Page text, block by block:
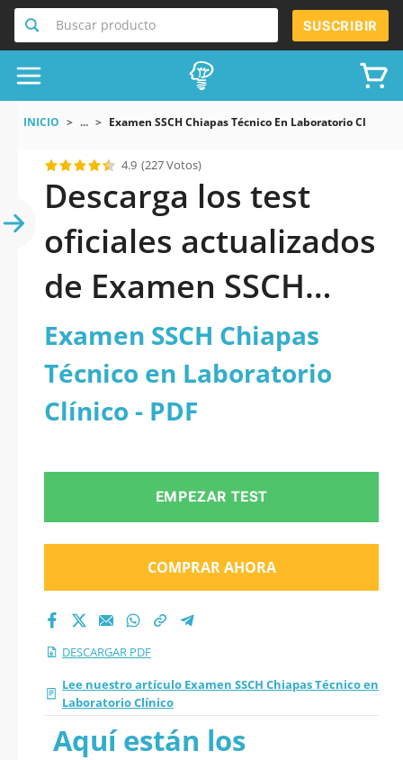
Buscar producto SUSCRIBIR
INICIO ... Examen SSCH Chiapas Técnico En Laboratorio Clínico
4.9 (227 Votos)
Descarga los test
oficiales actualizados
de Examen SSCH
Chiapas Técnico en
Laboratorio Clínico
2026 en PDF
Examen SSCH Chiapas
Técnico en Laboratorio
Clínico - PDF
EMPEZAR TEST
COMPRAR AHORA
DESCARGAR PDF
Lee nuestro artículo Examen SSCH Chiapas Técnico en
Laboratorio Clínico
Aquí están los